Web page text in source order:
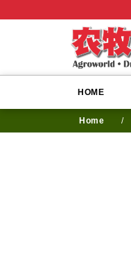
HOME
Home /